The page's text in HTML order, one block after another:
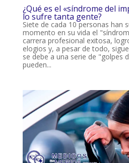
¿Qué es el «síndrome del
lo sufre tanta gente?
Siete de cada 10 personas han
momento en su vida el
carrera profesional exitosa,
elogios y, a pesar de todo,
se debe a una serie de "golpes
pueden...